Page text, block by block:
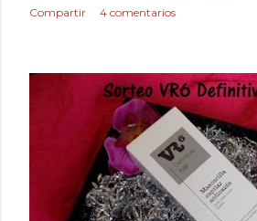
Compartir 4 comentarios